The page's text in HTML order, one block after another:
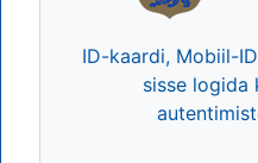
ID-kaardi, Mobiil-
sisse logida